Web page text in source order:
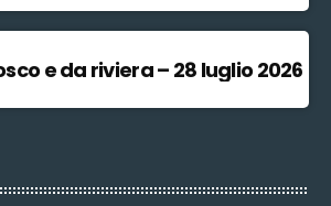
e da riviera – 28 luglio 2026